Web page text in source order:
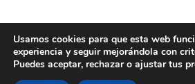
Usamos cookies para que esta web
experiencia y seguir mejorándola con
Puedes aceptar, rechazar o ajustar tus